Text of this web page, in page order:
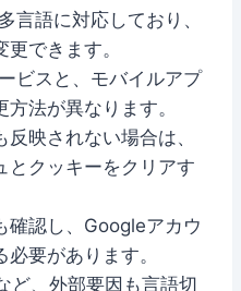
言語に対応しており、
できます。
ビスと、モバイルアプ
法が異なります。
映されない場合は、
とクッキーをクリアす
確認し、Googleアカウ
要があります。
ど、外部要因も言語切